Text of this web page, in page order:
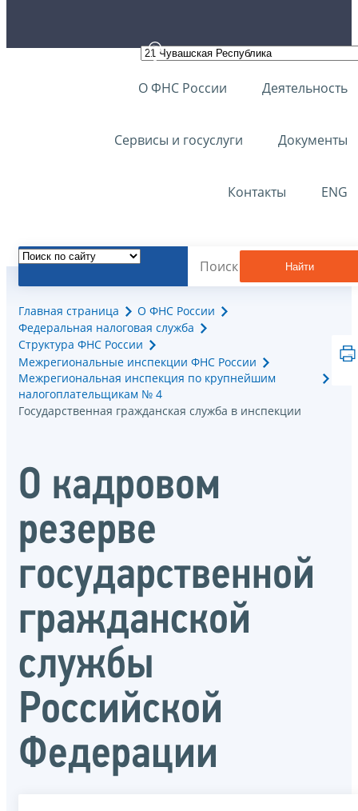
О ФНС России Деятельность
Сервисы и госуслуги Документы
Контакты ENG
Найти
Главная страница
О ФНС России
Федеральная налоговая служба
Структура ФНС России
Межрегиональные инспекции ФНС России
Межрегиональная инспекция по крупнейшим
налогоплательщикам № 4
Государственная гражданская служба в инспекции
О кадровом
резерве
государственной
гражданской
службы
Российской
Федерации